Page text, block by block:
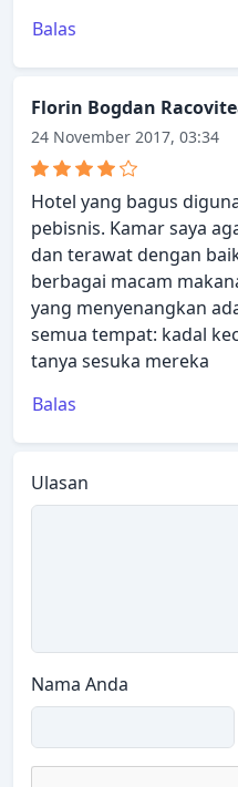
Balas
Florin Bogdan
24 November 2017, 03:34
Hotel yang bagus
pebisnis. Kamar saya
dan terawat dengan
berbagai macam
yang menyenangkan
semua tempat: kadal
tanya sesuka mereka
Balas
Ulasan
Nama Anda